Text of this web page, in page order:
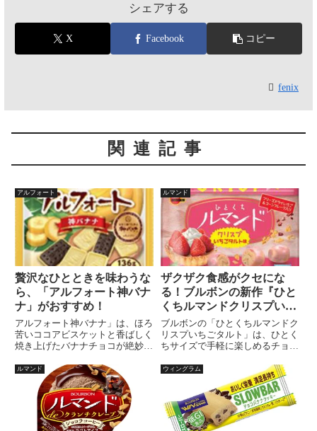
シェアする
X Facebook コピー
fenix
関連記事
アルフォート
贅沢なひとときを味わうな
ら、「アルフォート神バナ
ナ」がおすすめ！
アルフォート神バナナ」は、ほろ
苦いココアビスケットと香ばしく
焼き上げたバナナチョコが絶妙に
スケットです。美しい帆船形状と
豊かな味わいで、チョコレート愛
好家や特別な日のお楽しみに最適
です。
ルマンド
ザクザク食感がクセにな
る！ブルボンの新作『ひと
くちルマンドクリスプいち
ごタルト』
ブルボンの「ひとくちルマンドク
リスプいちごタルト」は、ひとく
ちサイズで手軽に楽しめるチョコ
の食感と、いちごとホワイトクリ
ームの絶妙な組み合わせが特徴。
フリーズドライいちごとコーンフ
レークが「いちごタルト」の風味
を再現し、甘酸っぱさとサクサク
感を楽しめます。
ルマンド ウィングラム